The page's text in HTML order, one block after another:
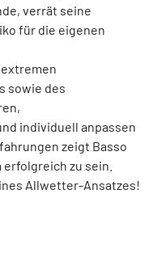
verrät seine
für die eigenen
sowie des
individuell anpassen
zeigt Basso
zu sein.
Allwetter-Ansatzes!